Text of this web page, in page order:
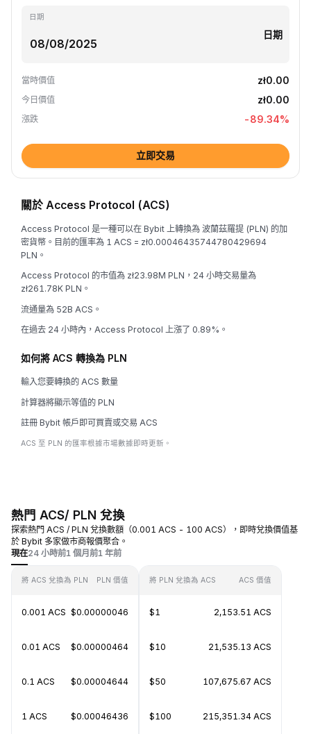
日期
日期
當時價值 zł0.00
今日價值 zł0.00
漲跌 -89.34%
立即交易
關於 Access Protocol (ACS)
Access Protocol 是一種可以在 Bybit 上轉換為 波蘭茲羅提 (PLN) 的加
密貨幣。目前的匯率為 1 ACS = zł0.00046435744780429694
PLN。
Access Protocol 的市值為 zł23.98M PLN，24 小時交易量為
zł261.78K PLN。
流通量為 52B ACS。
在過去 24 小時內，Access Protocol 上漲了 0.89%。
如何將 ACS 轉換為 PLN
輸入您要轉換的 ACS 數量
計算器將顯示等值的 PLN
註冊 Bybit 帳戶即可買賣或交易 ACS
ACS 至 PLN 的匯率根據市場數據即時更新。
熱門 ACS/ PLN 兌換
探索熱門 ACS / PLN 兌換數額（0.001 ACS - 100 ACS），即時兌換價值基
於 Bybit 多家做市商報價聚合。
現在24 小時前1 個月前1 年前
將 ACS 兌換為 PLN PLN 價值
0.001 ACS $0.00000046
0.01 ACS $0.00000464
0.1 ACS $0.00004644
1 ACS $0.00046436
將 PLN 兌換為 ACS ACS 價值
$1 2,153.51 ACS
$10 21,535.13 ACS
$50 107,675.67 ACS
$100 215,351.34 ACS